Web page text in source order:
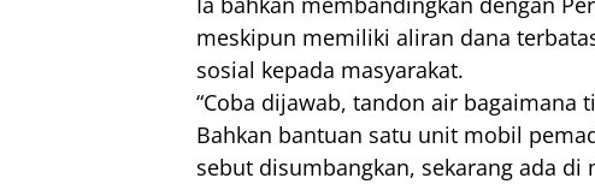
meskipun memiliki aliran dana
sosial kepada masyarakat.
“Coba dijawab, tandon air bagaimana
Bahkan bantuan satu unit mobil
sebut disumbangkan, sekarang ada di